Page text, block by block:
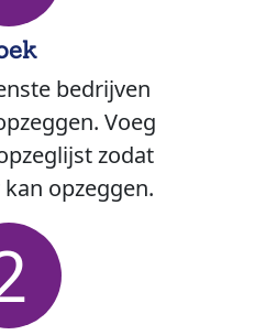
bedrijven
Voeg
zodat
opzeggen.